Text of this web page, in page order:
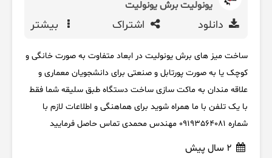
یونولیت برش یونولیت
دانلود اشتراک بیشتر
ساخت میز های برش یونولیت در ابعاد متفاوت به صورت خانگی و
کوچک یا به صورت پورتابل و صنعتی برای دانشجویان معماری و
علاقه مندان به ماکت سازی ساخت دستگاه طبق سلیقه شما فقط
با یک تلفن با ما همراه شوید برای هماهنگی و اطلاعات لازم با
شماره 09193564081 مهندس محمدی تماس حاصل فرمایید